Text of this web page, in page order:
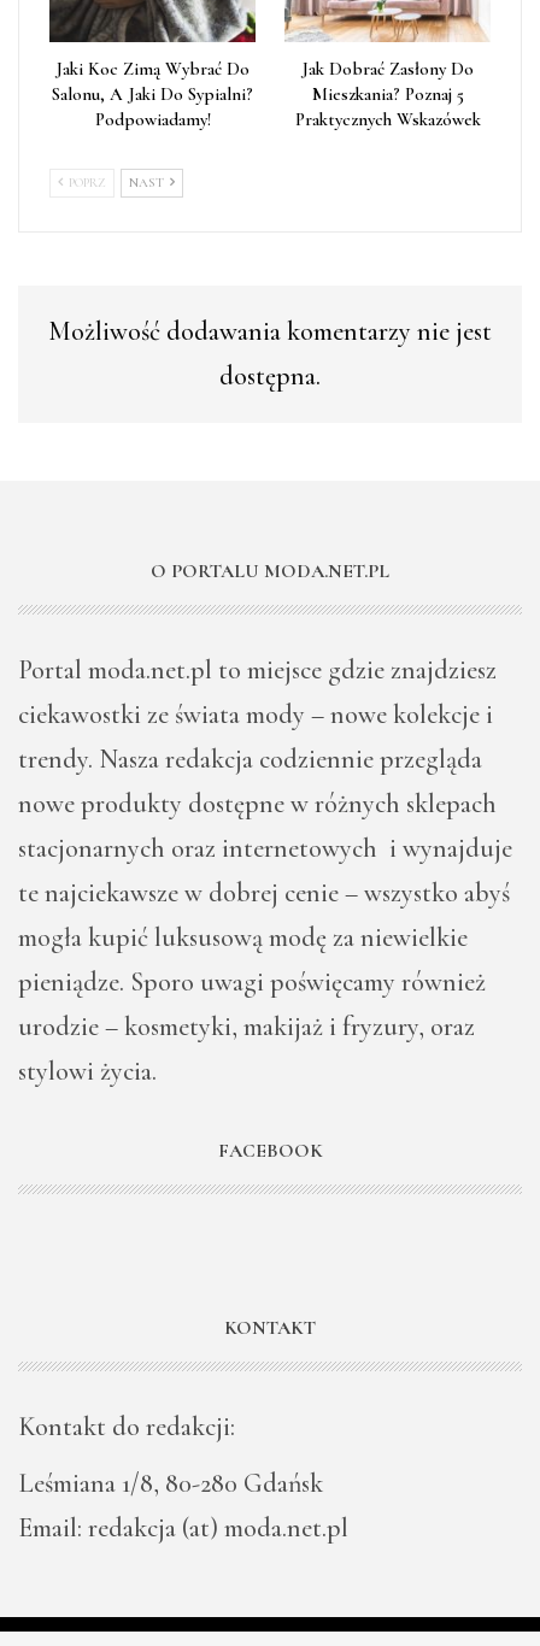
Jaki Koc Zimą Wybrać Do
Salonu, A Jaki Do Sypialni?
Podpowiadamy!
Jak Dobrać Zasłony Do
Mieszkania? Poznaj 5
Praktycznych Wskazówek
POPRZ NAST
Możliwość dodawania komentarzy nie jest
dostępna.
O PORTALU MODA.NET.PL
Portal moda.net.pl to miejsce gdzie znajdziesz
ciekawostki ze świata mody – nowe kolekcje i
trendy. Nasza redakcja codziennie przegląda
nowe produkty dostępne w różnych sklepach
stacjonarnych oraz internetowych i wynajduje
te najciekawsze w dobrej cenie – wszystko abyś
mogła kupić luksusową modę za niewielkie
pieniądze. Sporo uwagi poświęcamy również
urodzie – kosmetyki, makijaż i fryzury, oraz
stylowi życia.
FACEBOOK
KONTAKT
Kontakt do redakcji:
Leśmiana 1/8, 80-280 Gdańsk
Email: redakcja (at) moda.net.pl